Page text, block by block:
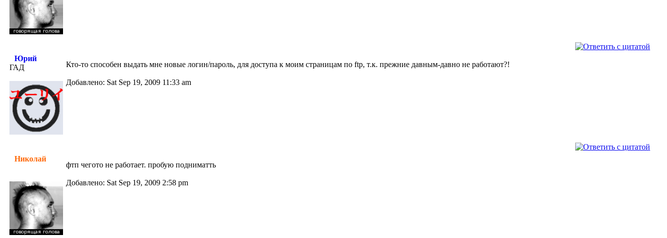
Юрий
ГАД
Кто-то способен выдать мне новые логин/пароль, для доступа к моим страницам по ftp, т.к. прежние давным-давно не работают?!
Добавлено: Sat Sep 19, 2009 11:33 am
Николай
фтп чегото не работает. пробую подниматть
Добавлено: Sat Sep 19, 2009 2:58 pm